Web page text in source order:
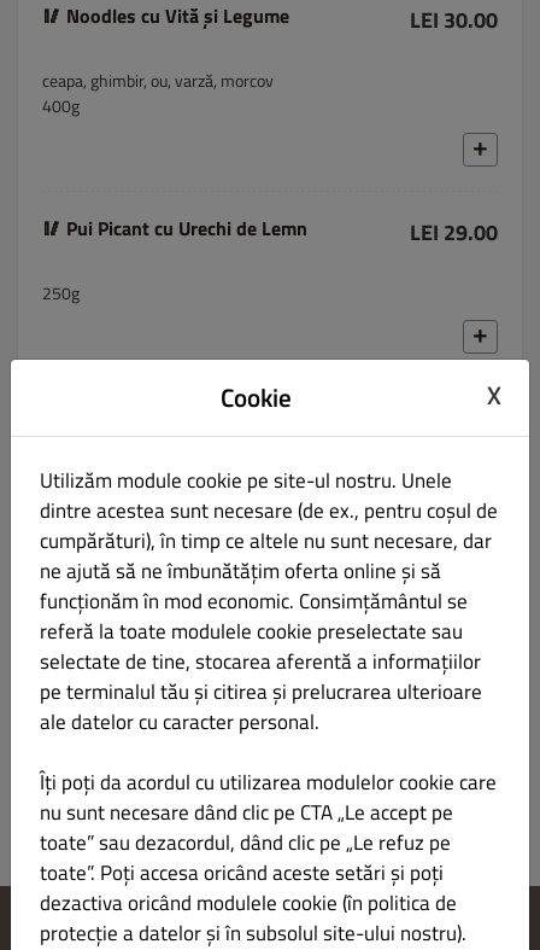
🥢 Noodles cu Vită și Legume LEI 30.00
ceapa, ghimbir, ou, varză, morcov
400g
🥢 Pui Picant cu Urechi de Lemn LEI 29.00
250g
350g
🥢 Noodles cu Porc și Legume LEI 32.00
ceapă, ghimbir, ou, varză, morcov
400g
Cookie X
Utilizăm module cookie pe site-ul nostru. Unele
dintre acestea sunt necesare (de ex., pentru coșul de
cumpărături), în timp ce altele nu sunt necesare, dar
ne ajută să ne îmbunătățim oferta online și să
funcționăm în mod economic. Consimțământul se
referă la toate modulele cookie preselectate sau
selectate de tine, stocarea aferentă a informațiilor
pe terminalul tău și citirea și prelucrarea ulterioare
ale datelor cu caracter personal.
Îți poți da acordul cu utilizarea modulelor cookie care
nu sunt necesare dând clic pe CTA „Le accept pe
toate” sau dezacordul, dând clic pe „Le refuz pe
toate”. Poți accesa oricând aceste setări și poți
dezactiva oricând modulele cookie (în politica de
protecție a datelor și în subsolul site-ului nostru).